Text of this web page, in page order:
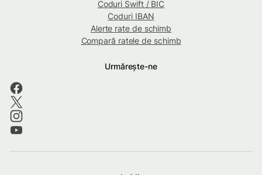
Coduri Swift / BIC
Coduri IBAN
Alerte rate de schimb
Compară ratele de schimb
Urmărește-ne